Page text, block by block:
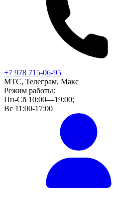
+7 978 715-06-95
МТС, Телеграм, Макс
Режим работы:
Пн-Сб 10:00—19:00;
Вс 11:00-17:00